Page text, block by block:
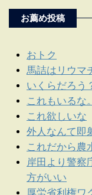
お薦め投稿
おトク
馬詰はリウマ
いくらだろう
これもいるな
これ欲しいな
外人なんて即
これだから農
岸田より警察
方がいい